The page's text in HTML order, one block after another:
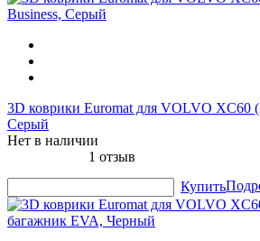
3D коврики Euromat для VOLVO XC60
Серый
Нет в наличии
1 отзыв
Купить